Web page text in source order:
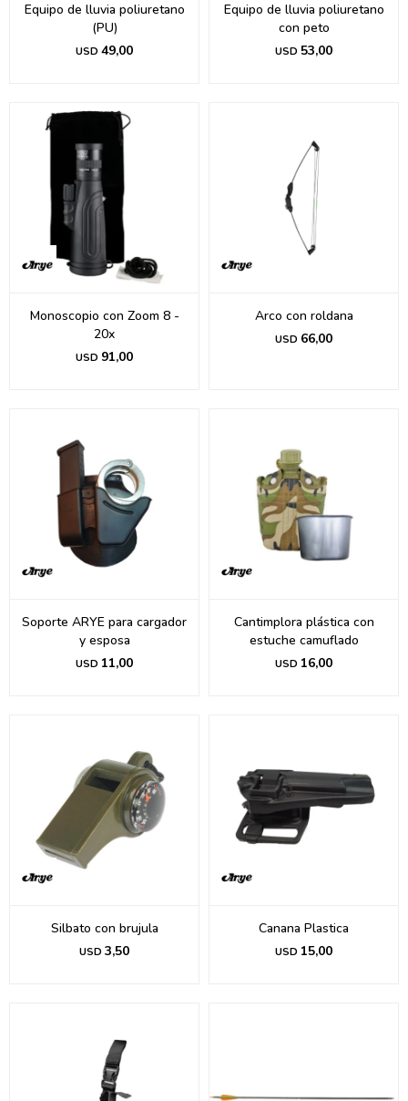
Equipo de lluvia poliuretano
(PU)
USD 49,00
Equipo de lluvia poliuretano
con peto
USD 53,00
Monoscopio con Zoom 8 -
20x
USD 91,00
Arco con roldana
USD 66,00
Soporte ARYE para cargador
y esposa
USD 11,00
Cantimplora plástica con
estuche camuflado
USD 16,00
Silbato con brujula
USD 3,50
Canana Plastica
USD 15,00